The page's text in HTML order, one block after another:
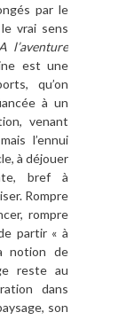
par le
vrai sens
A l’aventure
est une
qu’on
à un
venant
l’ennui
à déjouer
bref à
Rompre
rompre
partir « à
notion de
reste au
dans
son